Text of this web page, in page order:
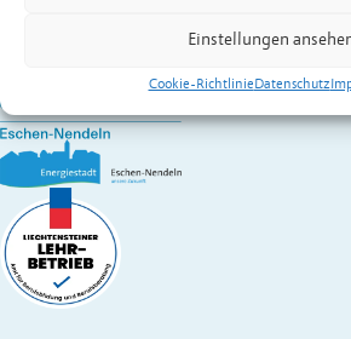
Einstellungen
Cookie-RichtlinieDatenschutz
+423 377 50 10,